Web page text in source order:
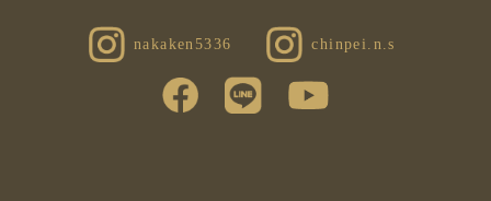
nakaken5336 chinpei.n.s